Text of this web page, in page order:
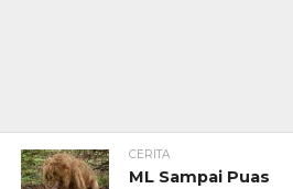
CERITA
ML Sampai Puas